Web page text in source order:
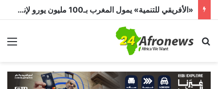
«الأفريقي للتنمية» يمول المغرب بـ100 مليون يورو لإنشاء أول مصنع عملاق لبطاريات الليثيوم في أفريقيا
بحث عن